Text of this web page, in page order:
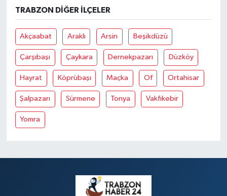
TRABZON DIĞER İLÇELER
Akçaabat Araklı Arsin Beşikdüzü
Çarşıbaşı Çaykara Dernekpazarı Düzköy
Hayrat Köprübaşı Maçka Of Ortahisar
Şalpazarı Sürmene Tonya Vakfıkebir
Yomra